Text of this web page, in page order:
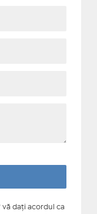
vă daţi acordul ca